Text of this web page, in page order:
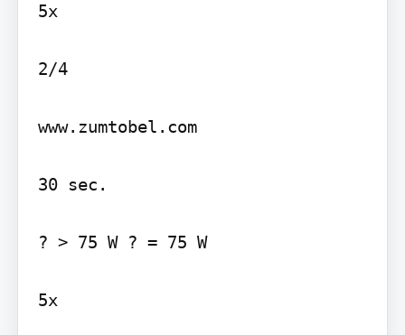
5x
2/4
www.zumtobel.com
30 sec.
? > 75 W ? = 75 W
5x